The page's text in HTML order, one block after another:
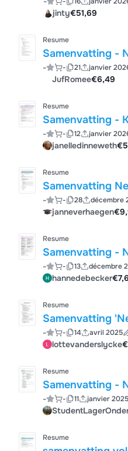
jinty€51,69
Resume
- - 21 janvier
JufRomee€6,49
Resume
Samenvatting -
- - 12 janvier
janelledinneweth
Resume
Samenvatting
- - 28 décembre
janneverhaegen
Resume
- - 13 décembre
hannedebecker
Resume
Samenvatting
- - 14 avril 2025
lottevanderslycke
Resume
Samenvatting -
- - 11 janvier 2025
Resume